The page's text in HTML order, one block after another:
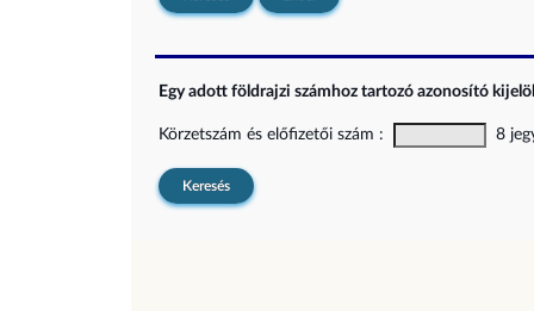
Egy adott földrajzi számhoz tartozó azonosító
Körzetszám és előfizetői szám : 8
Keresés